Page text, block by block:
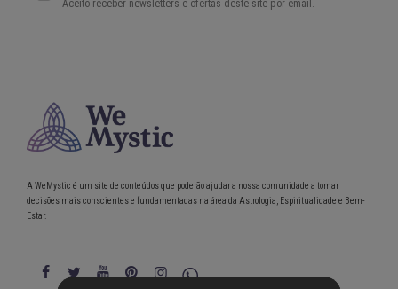
A WeMystic é um site de conteúdos que poderão ajudar a nossa comunidade a tomar
decisões mais conscientes e fundamentadas na área da Astrologia, Espiritualidade e Bem-
Estar.